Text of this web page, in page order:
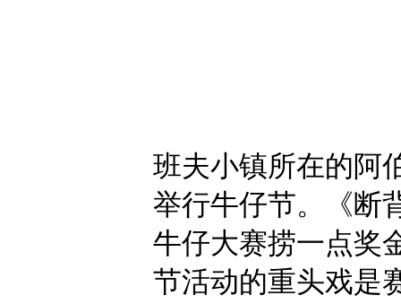
班夫小镇所在的阿
举行牛仔节。《断
牛仔大赛捞一点奖
节活动的重头戏是